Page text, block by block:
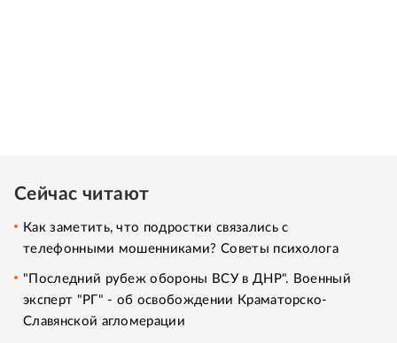
Сейчас читают
Как заметить, что подростки связались с
телефонными мошенниками? Советы психолога
"Последний рубеж обороны ВСУ в ДНР". Военный
эксперт "РГ" - об освобождении Краматорско-
Славянской агломерации